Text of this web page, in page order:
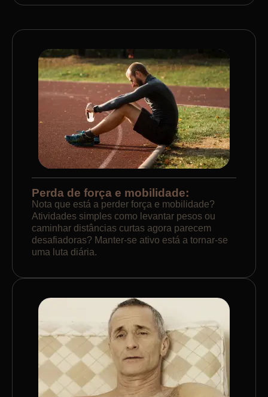
Perda de força e mobilidade:
Nota que está a perder força e mobilidade?
Atividades simples como levantar pesos ou
caminhar distâncias curtas agora parecem
desafiadoras? Manter-se ativo está a tornar-se
uma luta diária.